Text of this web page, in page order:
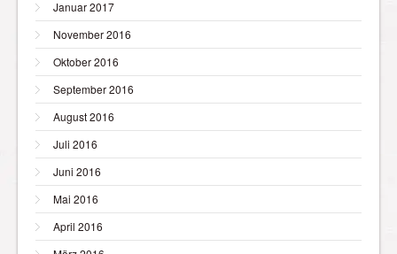
Januar 2017
November 2016
Oktober 2016
September 2016
August 2016
Juli 2016
Juni 2016
Mai 2016
April 2016